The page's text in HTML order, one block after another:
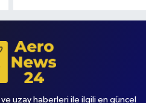
ve uzay haberleri ile ilgili en güncel